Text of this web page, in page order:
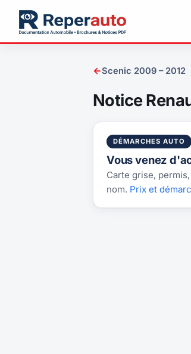
←Scenic 2009 – 2012
Notice
DÉMARCHES AUTO
Vous venez
Carte grise,
nom. Prix et